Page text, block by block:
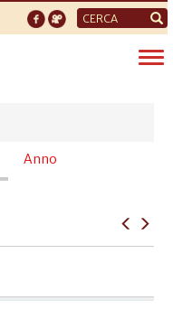
Form
di
ricerca
(schedaAnno